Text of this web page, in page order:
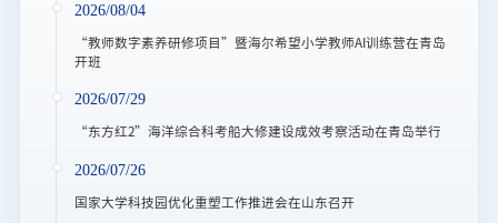
2026/08/04
“教师数字素养研修项目”暨海尔希望小学教师AI训练营在青岛
开班
2026/07/29
“东方红2”海洋综合科考船大修建设成效考察活动在青岛举行
2026/07/26
国家大学科技园优化重塑工作推进会在山东召开